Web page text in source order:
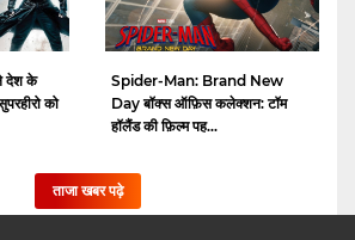
देश के
को
Spider-Man: Brand New
Day बॉक्स ऑफ़िस कलेक्शन: टॉम
हॉलैंड की फ़िल्म पह...
ताजा खबर पढ़े